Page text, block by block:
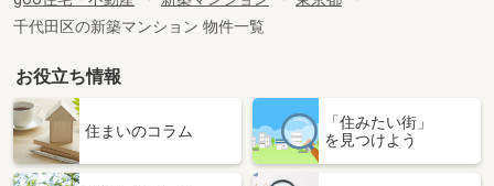
千代田区の新築マンション 物件一覧
お役立ち情報
住まいのコラム
「住みたい街」
を見つけよう